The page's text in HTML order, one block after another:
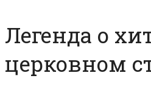
Легенда о
церковном